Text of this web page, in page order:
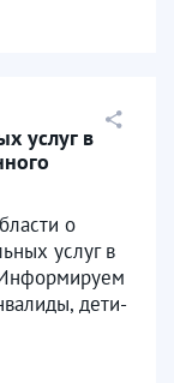
услуг в
о
услуг в
Информируем
дети-